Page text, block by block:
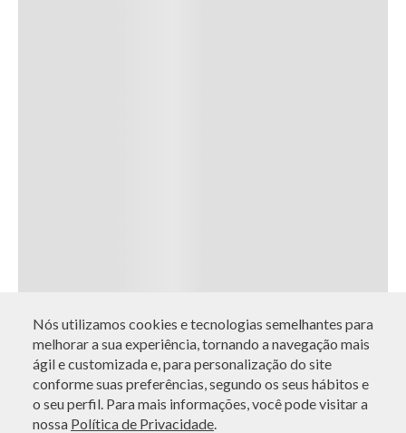
Nós utilizamos cookies e tecnologias semelhantes para
melhorar a sua experiência, tornando a navegação mais
ágil e customizada e, para personalização do site
conforme suas preferências, segundo os seus hábitos e
o seu perfil. Para mais informações, você pode visitar a
nossa Política de Privacidade.